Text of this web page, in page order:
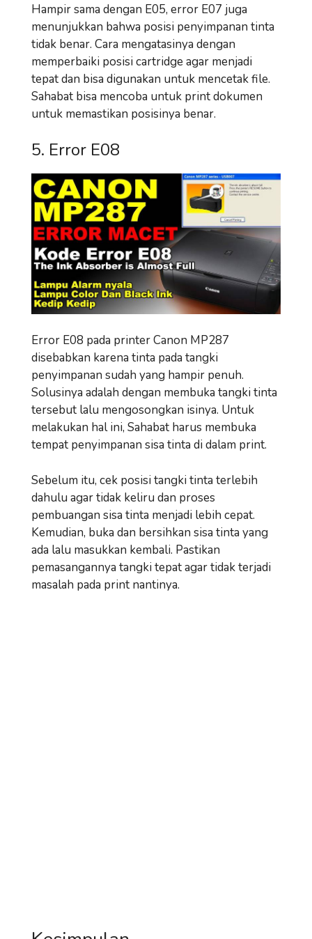
Hampir sama dengan E05, error E07 juga
menunjukkan bahwa posisi penyimpanan tinta
tidak benar. Cara mengatasinya dengan
memperbaiki posisi cartridge agar menjadi
tepat dan bisa digunakan untuk mencetak file.
Sahabat bisa mencoba untuk print dokumen
untuk memastikan posisinya benar.
5. Error E08
Error E08 pada printer Canon MP287
disebabkan karena tinta pada tangki
penyimpanan sudah yang hampir penuh.
Solusinya adalah dengan membuka tangki tinta
tersebut lalu mengosongkan isinya. Untuk
melakukan hal ini, Sahabat harus membuka
tempat penyimpanan sisa tinta di dalam print.
Sebelum itu, cek posisi tangki tinta terlebih
dahulu agar tidak keliru dan proses
pembuangan sisa tinta menjadi lebih cepat.
Kemudian, buka dan bersihkan sisa tinta yang
ada lalu masukkan kembali. Pastikan
pemasangannya tangki tepat agar tidak terjadi
masalah pada print nantinya.